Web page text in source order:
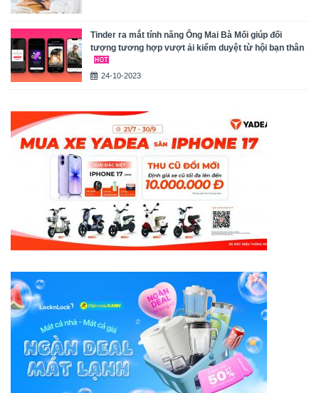
Tinder ra mắt tính năng Ông Mai Bà Mối giúp đối
tượng tương hợp vượt ải kiểm duyệt từ hội bạn thân
24-10-2023